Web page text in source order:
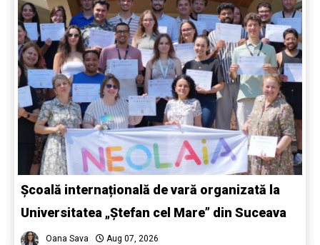
Școală internațională de vară organizată la
Universitatea „Ștefan cel Mare” din Suceava
Oana Sava Aug 07, 2026